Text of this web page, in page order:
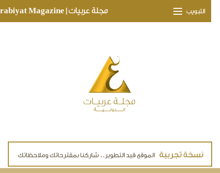
مجلة عربيات | Arabiyat Magazine التبويب